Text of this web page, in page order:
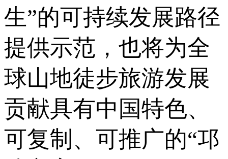
生”的可持续发展路径
提供示范，也将为全
球山地徒步旅游发展
贡献具有中国特色、
可复制、可推广的“邛